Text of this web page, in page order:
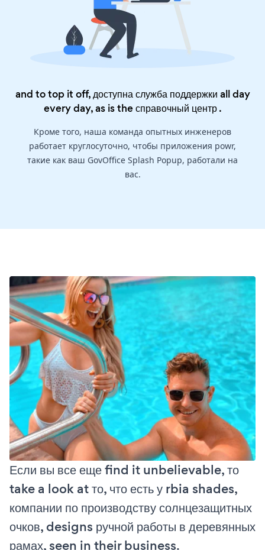
and to top it off, доступна служба поддержки all day
every day, as is theсправочный центр.
Кроме того, наша команда опытных инженеров
работает круглосуточно, чтобы приложения powr,
такие как ваш GovOffice Splash Popup, работали на
вас.
Если вы все еще find it unbelievable, то
take a look at то, что есть у rbia shades,
компании по производству солнцезащитных
очков, designs ручной работы в деревянных
рамах, seen in their business.